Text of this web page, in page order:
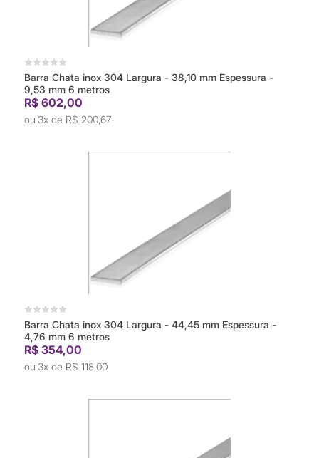
Barra Chata inox 304 Largura - 38,10 mm Espessura -
9,53 mm 6 metros
R$ 602,00
3x de R$ 200,67
Barra Chata inox 304 Largura - 44,45 mm Espessura -
4,76 mm 6 metros
R$ 354,00
3x de R$ 118,00